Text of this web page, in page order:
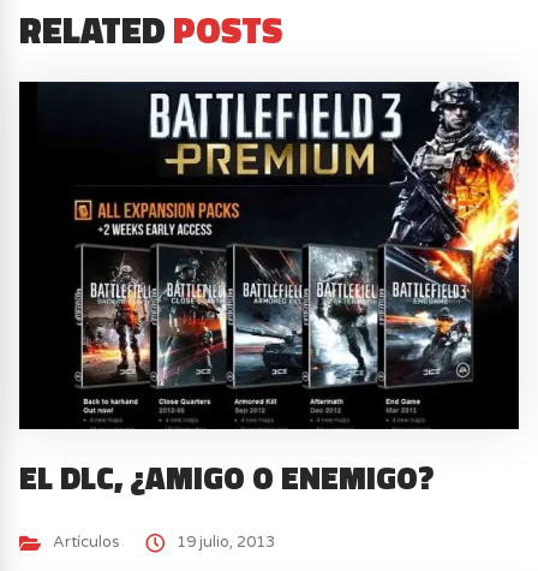
RELATEDPOSTS
EL DLC, ¿AMIGO O ENEMIGO?
Artículos 19 julio, 2013